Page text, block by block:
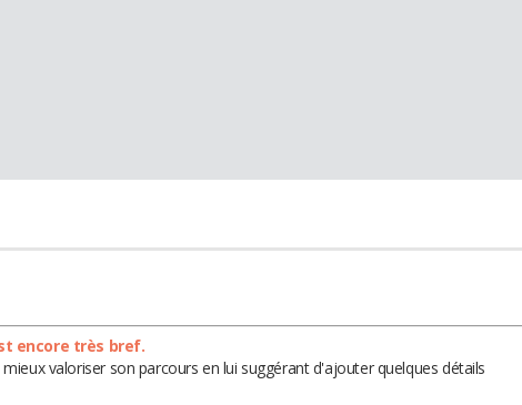
encore très bref.
mieux valoriser son parcours en lui suggérant d'ajouter quelques détails